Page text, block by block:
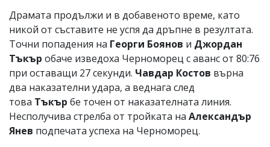
Драмата продължи и в добавеното време, като
никой от съставите не успя да дръпне в резултата.
Точни попадения на Георги Боянов и Джордан
Тъкър обаче изведоха Черноморец с аванс от 80:76
при оставащи 27 секунди. Чавдар Костов върна
два наказателни удара, а веднага след
това Тъкър бе точен от наказателната линия.
Несполучива стрелба от тройката на Александър
Янев подпечата успеха на Черноморец.